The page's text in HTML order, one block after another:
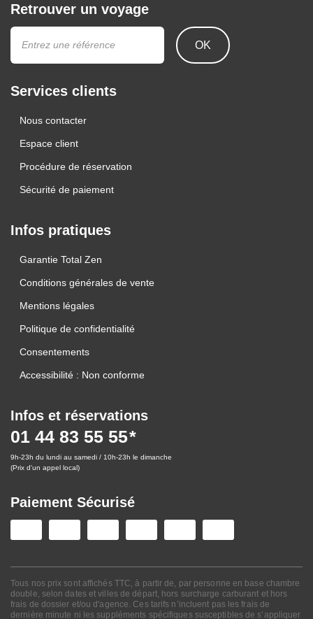
Retrouver un voyage
OK
Services clients
Nous contacter
Espace client
Procédure de réservation
Sécurité de paiement
Infos pratiques
Garantie Total Zen
Conditions générales de vente
Mentions légales
Politique de confidentialité
Consentements
Accessibilité : Non conforme
Infos et réservations
01 44 83 55 55
(Prix d'un appel local)
9h-23h du lundi au samedi / 10h-23h le dimanche
Paiement Sécurisé
Tous nos prix sont affichés TTC, à partir de, par personne en base chambre
double, selon dates et villes de départ, hors surcharge carburant et hors
frais de dossier et/ou d'agence. Ces tarifs n’incluent pas les frais de
dernière minute ni les suppléments spécifiques susceptibles de s’appliquer